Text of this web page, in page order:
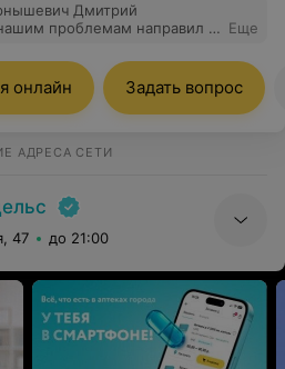
проблемам направил в
Еще
онлайн Задать вопрос
АДРЕСА СЕТИ
47 до 21:00